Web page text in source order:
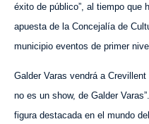
éxito de público”, al tiempo que
apuesta de la Concejalía de
municipio eventos de primer
Galder Varas vendrá a
no es un show, de Galder
figura destacada en el mundo